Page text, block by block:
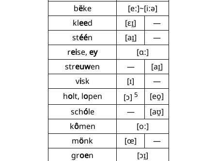
bëke
[eː]~[iːə]
kleed [ɛɪ̯]
—
stéén [aɪ̯]
—
reise, ey
[ɑː]
streuwen —
[aɪ̯]
visk [ɪ]
—
holt, lopen [ɔ] 5
[eo̯]
schóle —
[aʊ̯]
kômen
[oː]
mönk [œ]
—
groen
[ɔɪ̯]